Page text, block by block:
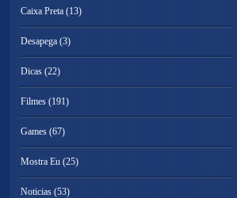
Caixa Preta (13)
Desapega (3)
Dicas (22)
Filmes (191)
Games (67)
Mostra Eu (25)
Noticias (53)